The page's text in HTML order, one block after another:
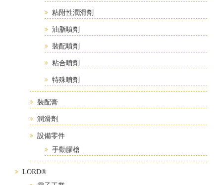
粘附性潤滑劑
油脂噴劑
裝配噴劑
粘合噴劑
特殊噴劑
裝配膏
潤滑劑
設備零件
手動膠槍
LORD®